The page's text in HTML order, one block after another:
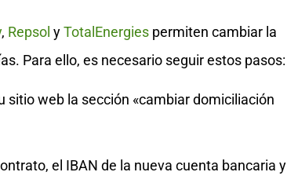
, Repsol yTotalEnergies permiten cambiar la
Para ello, es necesario seguir estos pasos:
sitio web la sección «cambiar domiciliación
el IBAN de la nueva cuenta bancaria y